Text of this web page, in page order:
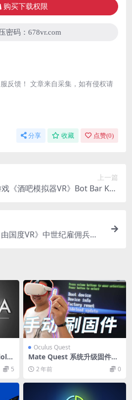
购买下载权限
密码：678vr.com
反馈！ 文章来自采集，如有侵权请
分享 收藏 点赞(0)
上一篇
《酒吧模拟器VR》Bot Bar Kee
国度VR》中世纪雇佣兵团F
5
Oculus Quest
Mate Quest 系统升级固件手
动一体机更新教程（Quest 刷
机）2 年前 0